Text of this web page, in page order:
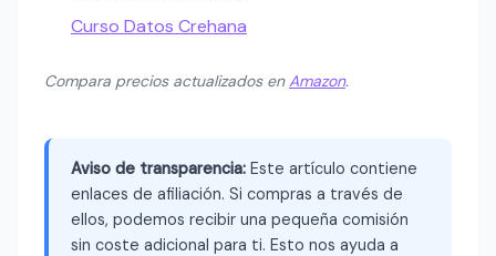
Curso Datos Crehana
Compara precios actualizados enAmazon.
Aviso de transparencia: Este artículo contiene
enlaces de afiliación. Si compras a través de
ellos, podemos recibir una pequeña comisión
sin coste adicional para ti. Esto nos ayuda a